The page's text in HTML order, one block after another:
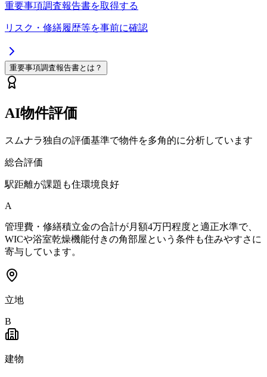
重要事項調査報告書を取得する
リスク・修繕履歴等を事前に確認
重要事項調査報告書とは？
AI物件評価
スムナラ独自の評価基準で物件を多角的に分析しています
総合評価
駅距離が課題も住環境良好
A
管理費・修繕積立金の合計が月額4万円程度と適正水準で、
WICや浴室乾燥機能付きの角部屋という条件も住みやすさに
寄与しています。
立地
B
建物